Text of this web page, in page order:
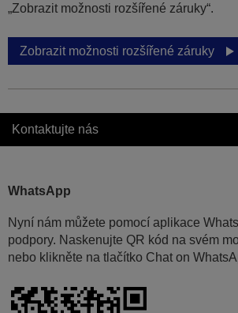
„Zobrazit možnosti rozšířené záruky“.
Zobrazit možnosti rozšířené záruky
Kontaktujte nás
WhatsApp
Nyní nám můžete pomocí aplikace
podpory. Naskenujte QR kód na svém
nebo klikněte na tlačítko Chat on